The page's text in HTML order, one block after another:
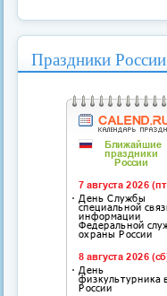
Праздники России